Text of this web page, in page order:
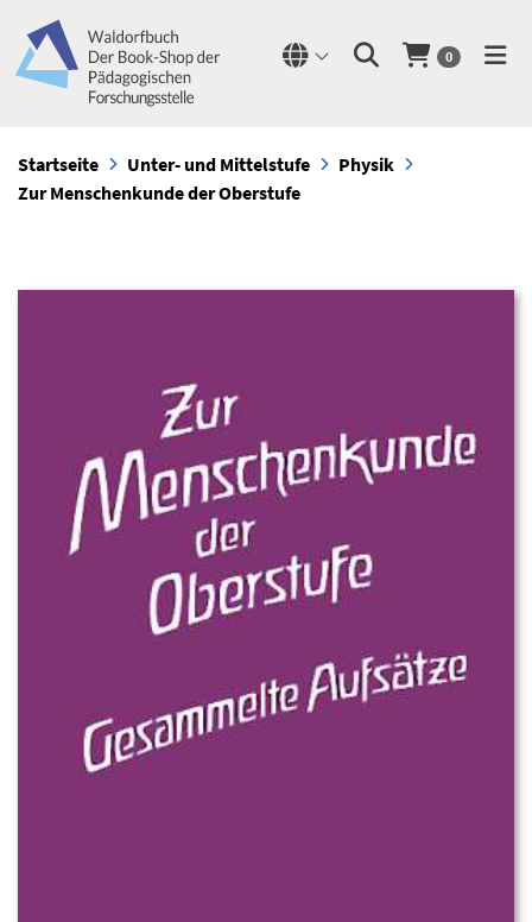
0
Startseite Unter- und Mittelstufe
Physik
Zur Menschenkunde der Oberstufe